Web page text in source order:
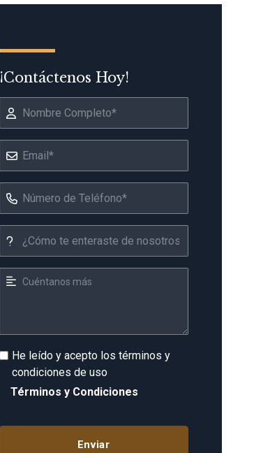
¡Contáctenos Hoy!
He leído y acepto los términos y
condiciones de uso
Términos y Condiciones